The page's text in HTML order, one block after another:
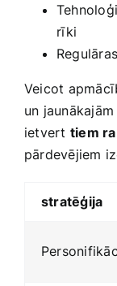
⁤rīki
Veicot
un
ietvert tiem
pārdevējiem
stratēģija